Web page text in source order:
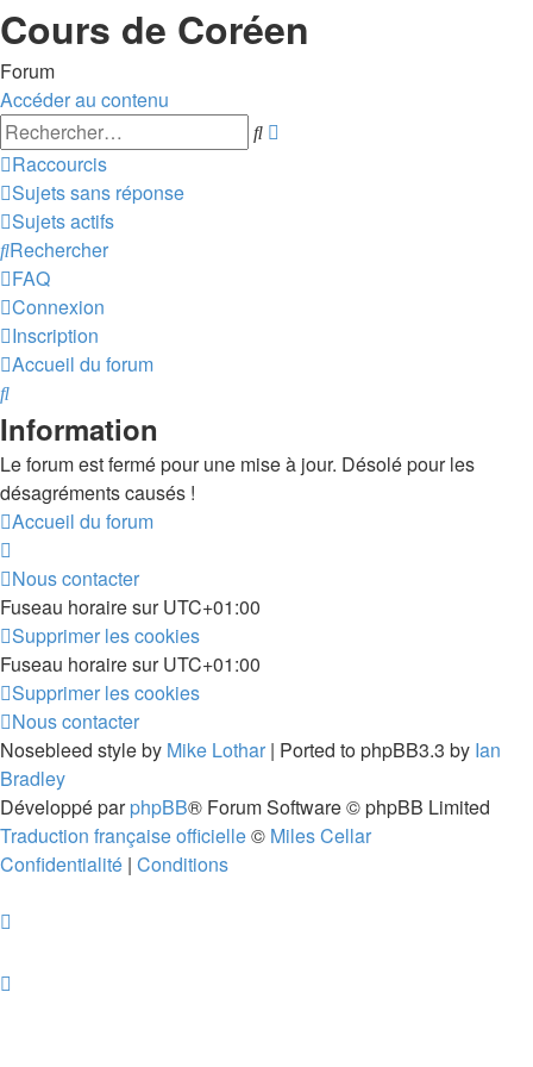
Cours de Coréen
Forum
Accéder au contenu
Rechercher
Raccourcis
Sujets sans réponse
Sujets actifs
Rechercher
FAQ
Connexion
Inscription
Accueil du forum
Rechercher
Information
Le forum est fermé pour une mise à jour. Désolé pour les
désagréments causés !
Accueil du forum
Nous contacter
Fuseau horaire surUTC+01:00
Supprimer les cookies
Fuseau horaire surUTC+01:00
Supprimer les cookies
Nous contacter
Nosebleed style by Mike Lothar | Ported to phpBB3.3 by Ian
Bradley
Développé parphpBB® Forum Software © phpBB Limited
Traduction française officielle© Miles Cellar
Confidentialité | Conditions